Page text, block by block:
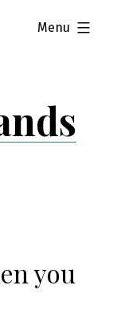
Menu
expanded
you